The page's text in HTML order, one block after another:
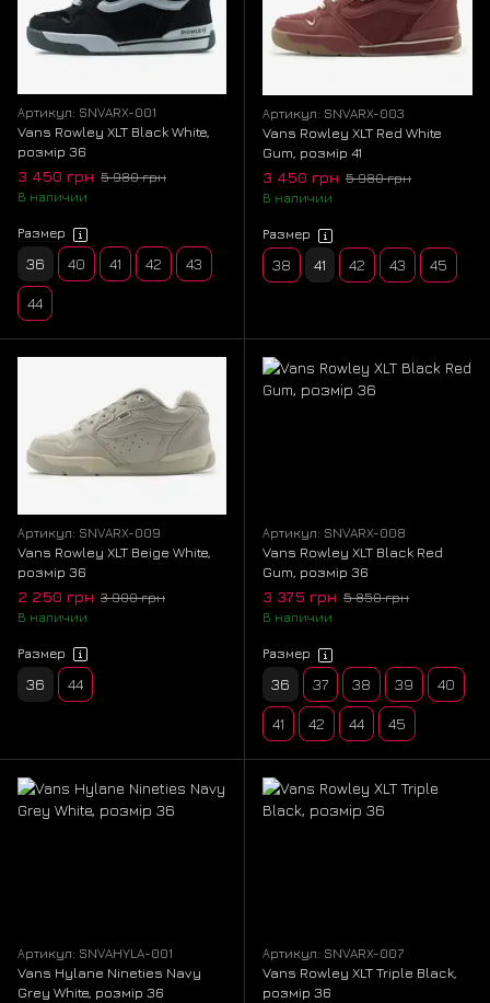
Артикул: SNVARX-001
Vans Rowley XLT Black White,
розмір 36
3 450 грн 5 980 грн
В наличии
Размер
36 40 41 42 43
44
Артикул: SNVARX-003
Vans Rowley XLT Red White
Gum, розмір 41
3 450 грн 5 980 грн
В наличии
Размер
38 41 42 43 45
Артикул: SNVARX-009
Vans Rowley XLT Beige White,
розмір 36
2 250 грн 3 900 грн
В наличии
Размер
36 44
Артикул: SNVARX-008
Vans Rowley XLT Black Red
Gum, розмір 36
3 375 грн 5 850 грн
В наличии
Размер
36 37 38 39 40
41 42 44 45
Артикул: SNVAHYLA-001
Vans Hylane Nineties Navy
Grey White, розмір 36
Артикул: SNVARX-007
Vans Rowley XLT Triple Black,
розмір 36